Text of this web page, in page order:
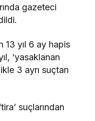
gazeteci
13 yıl 6 ay hapis
‘yasaklanan
3 ayrı suçtan
suçlarından